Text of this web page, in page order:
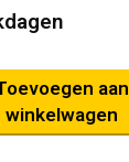
aan
winkelwagen